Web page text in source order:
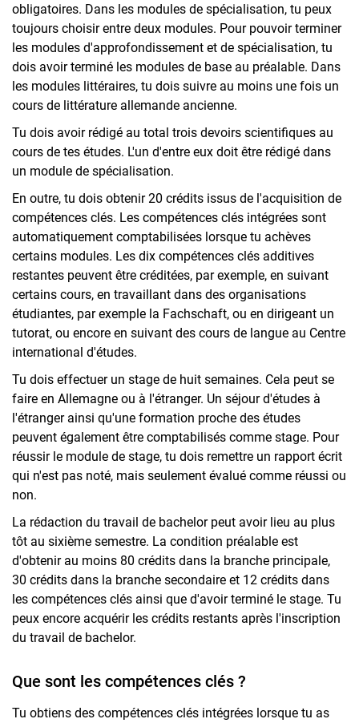
obligatoires. Dans les modules de spécialisation, tu peux
toujours choisir entre deux modules. Pour pouvoir terminer
les modules d'approfondissement et de spécialisation, tu
dois avoir terminé les modules de base au préalable. Dans
les modules littéraires, tu dois suivre au moins une fois un
cours de littérature allemande ancienne.
Tu dois avoir rédigé au total trois devoirs scientifiques au
cours de tes études. L'un d'entre eux doit être rédigé dans
un module de spécialisation.
En outre, tu dois obtenir 20 crédits issus de l'acquisition de
compétences clés. Les compétences clés intégrées sont
automatiquement comptabilisées lorsque tu achèves
certains modules. Les dix compétences clés additives
restantes peuvent être créditées, par exemple, en suivant
certains cours, en travaillant dans des organisations
étudiantes, par exemple la Fachschaft, ou en dirigeant un
tutorat, ou encore en suivant des cours de langue au Centre
international d'études.
Tu dois effectuer un stage de huit semaines. Cela peut se
faire en Allemagne ou à l'étranger. Un séjour d'études à
l'étranger ainsi qu'une formation proche des études
peuvent également être comptabilisés comme stage. Pour
réussir le module de stage, tu dois remettre un rapport écrit
qui n'est pas noté, mais seulement évalué comme réussi ou
non.
La rédaction du travail de bachelor peut avoir lieu au plus
tôt au sixième semestre. La condition préalable est
d'obtenir au moins 80 crédits dans la branche principale,
30 crédits dans la branche secondaire et 12 crédits dans
les compétences clés ainsi que d'avoir terminé le stage. Tu
peux encore acquérir les crédits restants après l'inscription
du travail de bachelor.
Que sont les compétences clés ?
Tu obtiens des compétences clés intégrées lorsque tu as